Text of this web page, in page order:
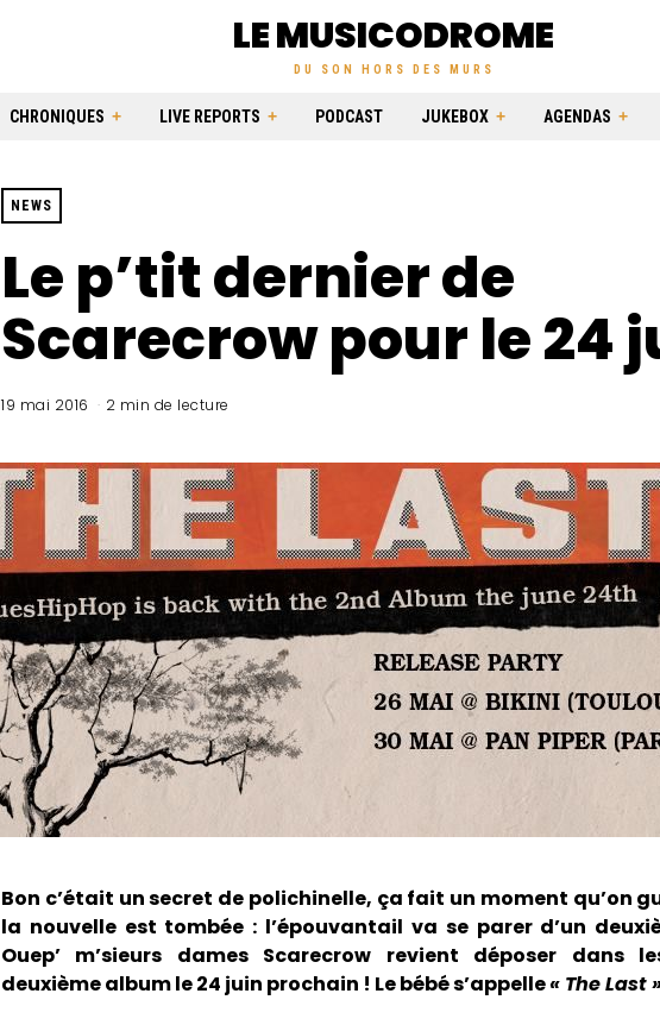
LE MUSICODROME
DU SON HORS DES MURS
CHRONIQUES LIVE REPORTS PODCAST JUKEBOX AGENDAS
NEWS
Le p’tit dernier de
Scarecrow pour le 24
19 mai 2016 2 min de lecture
Bon c’était un secret de polichinelle, ça fait un moment qu’on
la nouvelle est tombée : l’épouvantail va se parer d’un
Ouep’ m’sieurs dames Scarecrow revient déposer dans
deuxième album le 24 juin prochain ! Le bébé s’appelle« The Last